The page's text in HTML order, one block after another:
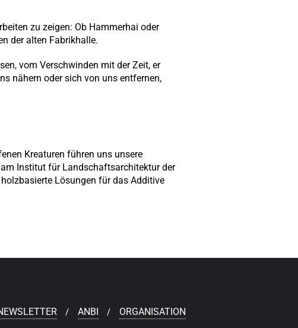
zu zeigen: Ob Hammerhai oder
der alten Fabrikhalle.
vom Verschwinden mit der Zeit, er
nähern oder sich von uns entfernen,
Kreaturen führen uns unsere
Institut für Landschaftsarchitektur der
Lösungen für das Additive
ANBI ORGANISATION